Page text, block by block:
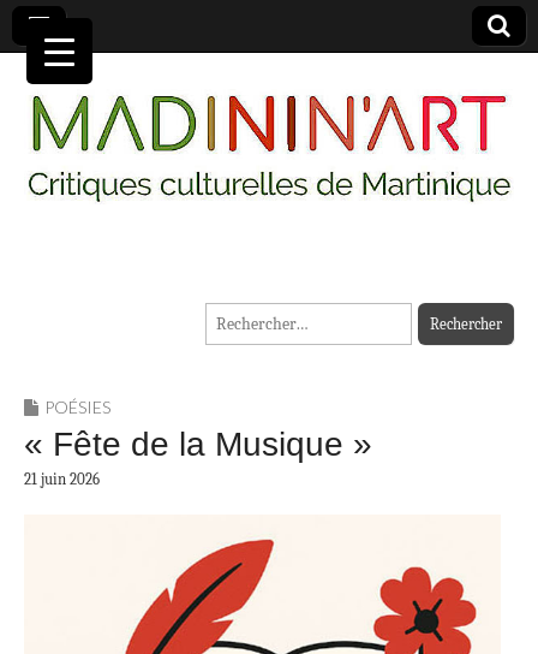
MADININ'ART
Rechercher :
POÉSIES
« Fête de la Musique »
21 juin 2026